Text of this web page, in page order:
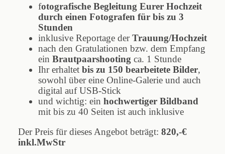
fotografische Begleitung Eurer Hochzeit
durch einen Fotografen für bis zu 3
Stunden
inklusive Reportage derTrauung/Hochzeit
nach den Gratulationen bzw. dem Empfang
ein Brautpaarshooting ca. 1 Stunde
Ihr erhaltet bis zu 150 bearbeitete Bilder,
sowohl über eine Online-Galerie und auch
digital auf USB-Stick
und wichtig: ein hochwertiger Bildband
mit bis zu 40 Seiten ist auch inklusive
Der Preis für dieses Angebot beträgt: 820,-€
inkl.MwStr